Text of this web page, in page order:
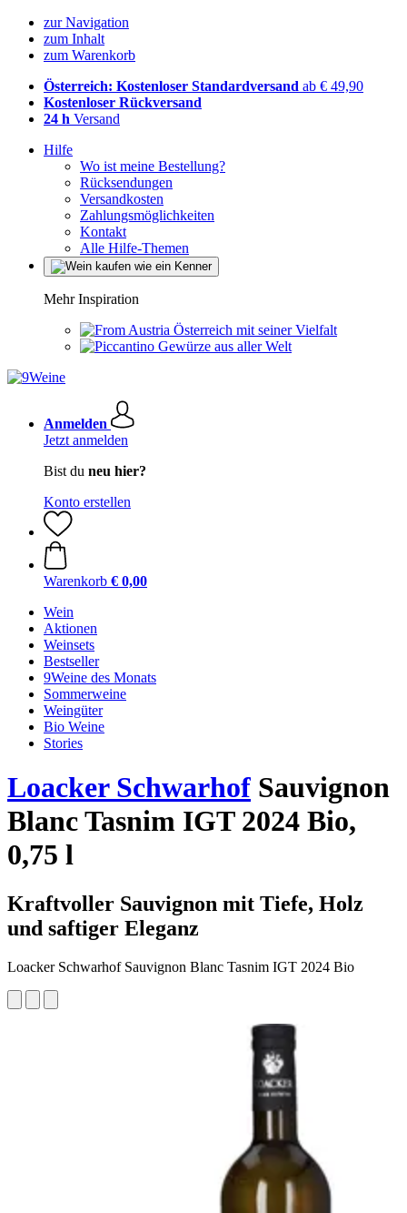
zur Navigation
zum Inhalt
zum Warenkorb
Österreich: Kostenloser Standardversand ab € 49,90
Kostenloser Rückversand
24 h Versand
Hilfe
Wo ist meine Bestellung?
Rücksendungen
Versandkosten
Zahlungsmöglichkeiten
Kontakt
Alle Hilfe-Themen
Mehr Inspiration
Österreich mit seiner Vielfalt
Gewürze aus aller Welt
Anmelden
Jetzt anmelden
Bist du neu hier?
Konto erstellen
Warenkorb € 0,00
Wein
Aktionen
Weinsets
Bestseller
9Weine des Monats
Sommerweine
Weingüter
Bio Weine
Stories
Loacker Schwarhof Sauvignon
Blanc Tasnim IGT 2024 Bio,
0,75 l
Kraftvoller Sauvignon mit Tiefe, Holz
und saftiger Eleganz
Loacker Schwarhof Sauvignon Blanc Tasnim IGT 2024 Bio